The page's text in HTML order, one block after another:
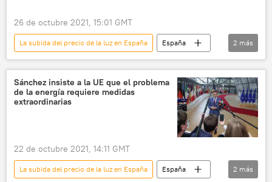
26 de octubre 2021, 15:01 GMT
La subida del precio de la luz en España
España
electricidad
Unión Europea (UE)
2 más
Sánchez insiste a la UE que el problema
de la energía requiere medidas
extraordinarias
22 de octubre 2021, 14:11 GMT
La subida del precio de la luz en España
España
2 más